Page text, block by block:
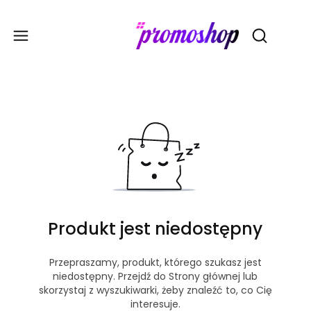
Otwórz
Produkt jest niedostępny
Przepraszamy, produkt, którego szukasz jest
niedostępny. Przejdź do Strony głównej lub
skorzystaj z wyszukiwarki, żeby znaleźć to, co Cię
interesuje.